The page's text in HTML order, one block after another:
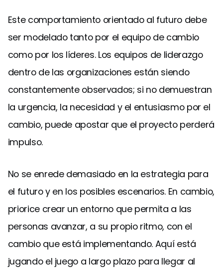
Este comportamiento orientado al futuro debe
ser modelado tanto por el equipo de cambio
como por los líderes. Los equipos de liderazgo
dentro de las organizaciones están siendo
constantemente observados; si no demuestran
la urgencia, la necesidad y el entusiasmo por el
cambio, puede apostar que el proyecto perderá
impulso.
No se enrede demasiado en la estrategia para
el futuro y en los posibles escenarios. En cambio,
priorice crear un entorno que permita a las
personas avanzar, a su propio ritmo, con el
cambio que está implementando. Aquí está
jugando el juego a largo plazo para llegar al